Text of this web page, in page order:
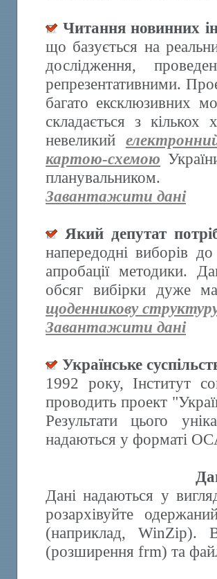
Читання новинних
що базується на
дослідження,
репрезентативними.
багато ексклюзивних
складається з
невеликий
картою-схемою
планувальником.
Завантажити дані
Який депутат
напередодні виборів
апробації методики.
обсяг вибірки дуже
щоденникову
Завантажити дані
Українське
1992 року, Інститут
проводить проект
Результати цього
надаються у форматі
Дані надаються у
розархівуйте
(наприклад, WinZip).
(розширення frm) та